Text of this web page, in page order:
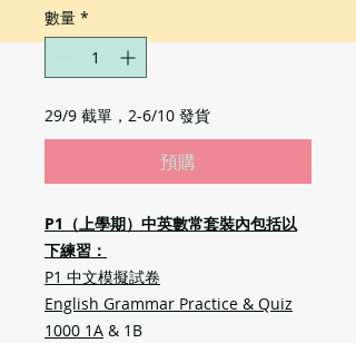
數量 *
29/9 截單，2-6/10 發貨
預購
P1（上學期）中英數常套裝內包括以
下練習：
P1 中文模擬試卷
English Grammar Practice & Quiz
1000 1A & 1B